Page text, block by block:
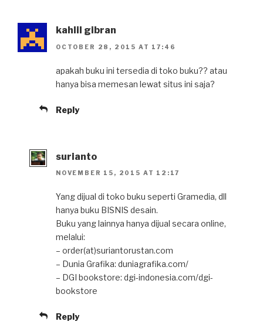
kahlil gibran
OCTOBER 28, 2015 AT 17:46
apakah buku ini tersedia di toko buku?? atau
hanya bisa memesan lewat situs ini saja?
Reply
surianto
NOVEMBER 15, 2015 AT 12:17
Yang dijual di toko buku seperti Gramedia, dll
hanya buku BISNIS desain.
Buku yang lainnya hanya dijual secara online,
melalui:
– order(at)suriantorustan.com
– Dunia Grafika: duniagrafika.com/
– DGI bookstore: dgi-indonesia.com/dgi-
bookstore
Reply